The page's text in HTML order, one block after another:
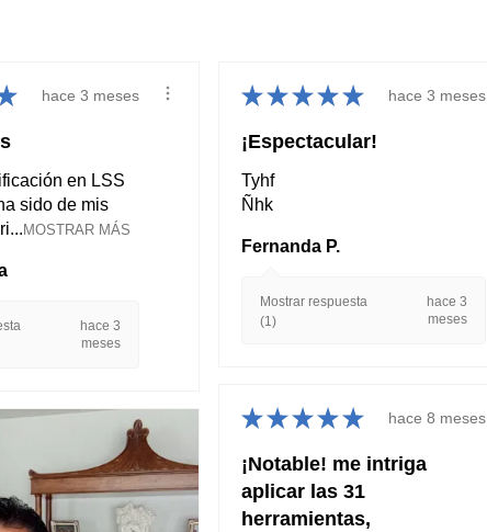
hace 3 meses
en LSS
sido de mis
MOSTRAR MÁS
hace 3
meses
★ ★ ★ ★ ★ hace 3 meses
¡Espectacular!
Tyhf
Ñhk
Fernanda P.
Mostrar respuesta
(1)
hace 3
meses
★ ★ ★ ★ ★ hace 8 meses
¡Notable! me intriga
aplicar las 31
herramientas,